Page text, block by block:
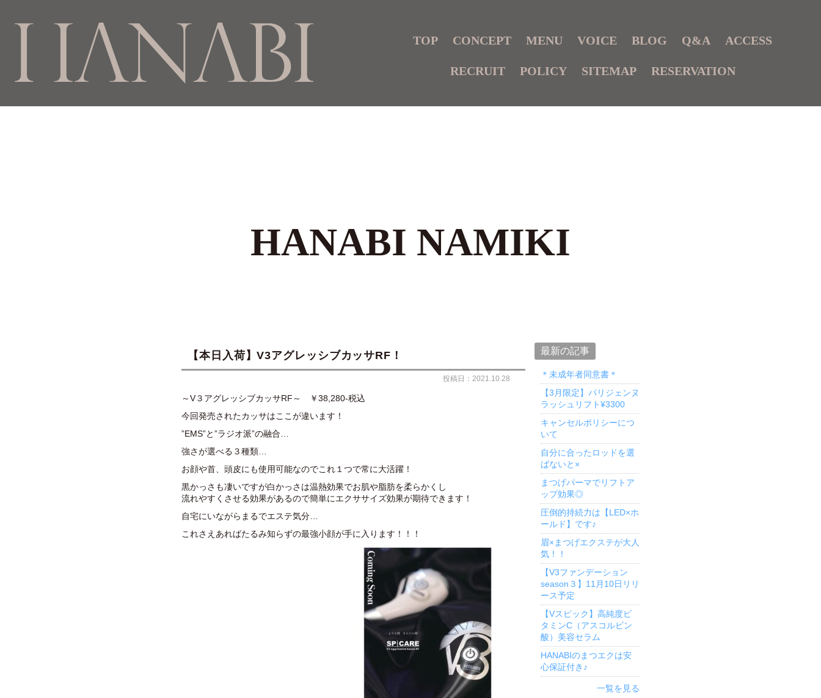
TOP CONCEPT MENU VOICE BLOG Q&A ACCESS
RECRUIT POLICY SITEMAP RESERVATION
HANABI NAMIKI
【本日入荷】V3アグレッシブカッサRF！
投稿日：2021.10.28
～V３アグレッシブカッサRF～ ￥38,280-税込
今回発売されたカッサはここが違います！
”EMS”と”ラジオ派”の融合…
強さが選べる３種類…
お顔や首、頭皮にも使用可能なのでこれ１つで常に大活躍！
黒かっさも凄いですが白かっさは温熱効果でお肌や脂肪を柔らかくし
流れやすくさせる効果があるので簡単にエクササイズ効果が期待できます！
自宅にいながらまるでエステ気分…
これさえあればたるみ知らずの最強小顔が手に入ります！！！
最新の記事
＊未成年者同意書＊
【3月限定】パリジェンヌ
ラッシュリフト¥3300
キャンセルポリシーにつ
いて
自分に合ったロッドを選
ばないと×
まつげパーマでリフトア
ップ効果◎
圧倒的持続力は【LED×ホ
ールド】です♪
眉×まつげエクステが大人
気！！
【V3ファンデーション
season３】11月10日リリ
ース予定
【Vスピック】高純度ビ
タミンC（アスコルビン
酸）美容セラム
HANABIのまつエクは安
心保証付き♪
一覧を見る